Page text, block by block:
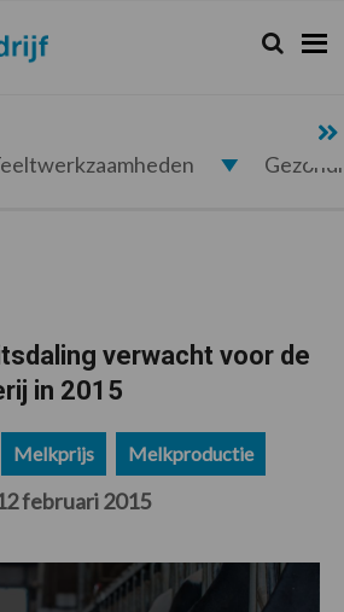
Zoeken...
Zoek
verwacht voor de
in 2015
Melkprijs Melkproductie
februari 2015